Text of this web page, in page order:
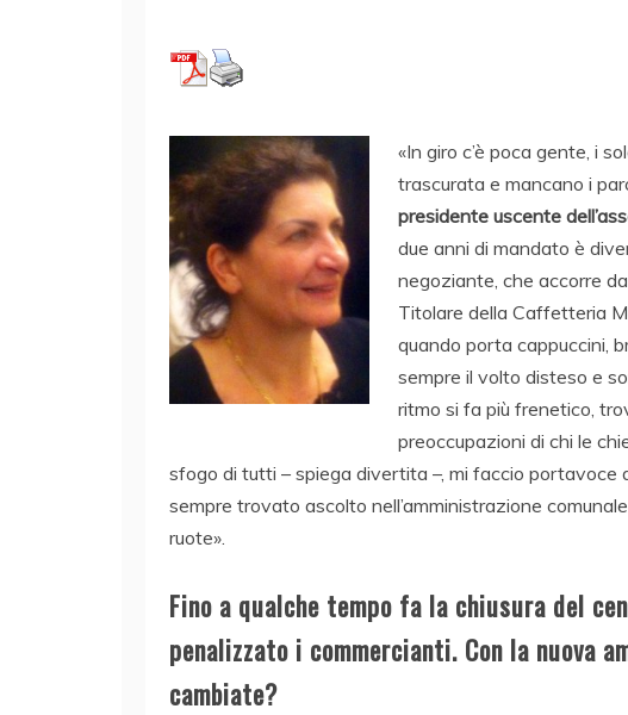
«In giro c’è poca gente, i
trascurata e mancano i
presidente uscente
due anni di mandato è
negoziante, che accorre
Titolare della Caffetteria
quando porta cappuccini,
sempre il volto disteso e
ritmo si fa più frenetico,
preoccupazioni di chi le
sfogo di tutti – spiega divertita –, mi faccio portavoce
sempre trovato ascolto nell’amministrazione
ruote».
Fino a qualche tempo fa la chiusura del
penalizzato i commercianti. Con la nuova
cambiate?